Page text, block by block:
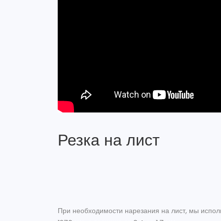
Резка на лист
При необходимости нарезания на лист, мы